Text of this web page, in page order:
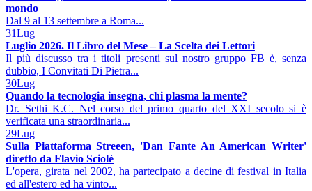
mondo
Dal 9 al 13 settembre a Roma...
31Lug
Luglio 2026. Il Libro del Mese – La Scelta dei Lettori
Il più discusso tra i titoli presenti sul nostro gruppo FB è, senza
dubbio, I Convitati Di Pietra...
30Lug
Quando la tecnologia insegna, chi plasma la mente?
Dr. Sethi K.C. Nel corso del primo quarto del XXI secolo si è
verificata una straordinaria...
29Lug
Sulla Piattaforma Streeen, 'Dan Fante An American Writer'
diretto da Flavio Sciolè
L'opera, girata nel 2002, ha partecipato a decine di festival in Italia
ed all'estero ed ha vinto...